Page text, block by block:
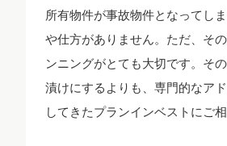
所有物件が事故物件となってし
や仕方がありません。ただ、そ
ンニングがとても大切です。そ
漬けにするよりも、専門的なア
してきたプランインベストにご相